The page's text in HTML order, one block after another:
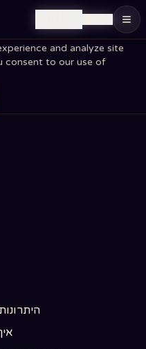
and analyze site
consent to our use of
and analyze site
consent to our use of